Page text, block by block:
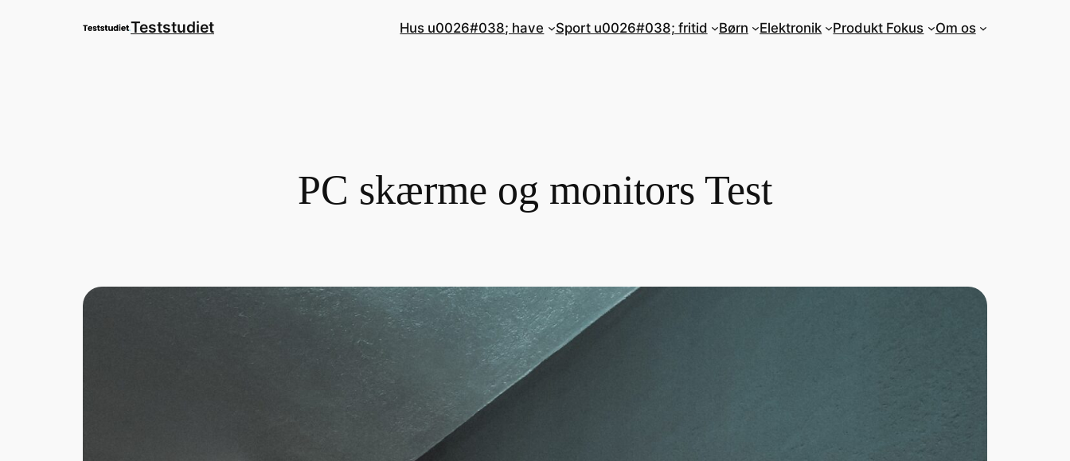
Teststudiet Hus u0026#038; have Sport u0026#038; fritid Børn Elektronik Produkt Fokus Om os
PC skærme og monitors Test